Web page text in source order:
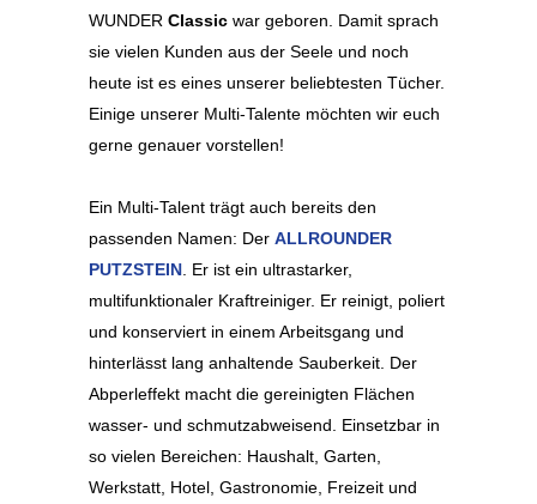
WUNDER Classic war geboren. Damit sprach
sie vielen Kunden aus der Seele und noch
heute ist es eines unserer beliebtesten Tücher.
Einige unserer Multi-Talente möchten wir euch
gerne genauer vorstellen!
Ein Multi-Talent trägt auch bereits den
passenden Namen: Der ALLROUNDER
PUTZSTEIN . Er ist ein ultrastarker,
multifunktionaler Kraftreiniger. Er reinigt, poliert
und konserviert in einem Arbeitsgang und
hinterlässt lang anhaltende Sauberkeit. Der
Abperleffekt macht die gereinigten Flächen
wasser- und schmutzabweisend. Einsetzbar in
so vielen Bereichen: Haushalt, Garten,
Werkstatt, Hotel, Gastronomie, Freizeit und